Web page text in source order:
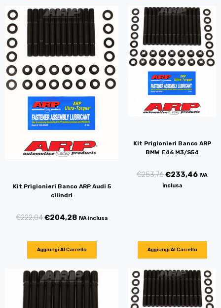
Kit Prigionieri Banco ARP Audi 5
cilindri
€222,04€204,28 IVA inclusa
Aggiungi Al Carrello
Kit Prigionieri Banco ARP
BMW E46 M3/S54
€253,76€233,46 IVA
inclusa
Aggiungi Al Carrello